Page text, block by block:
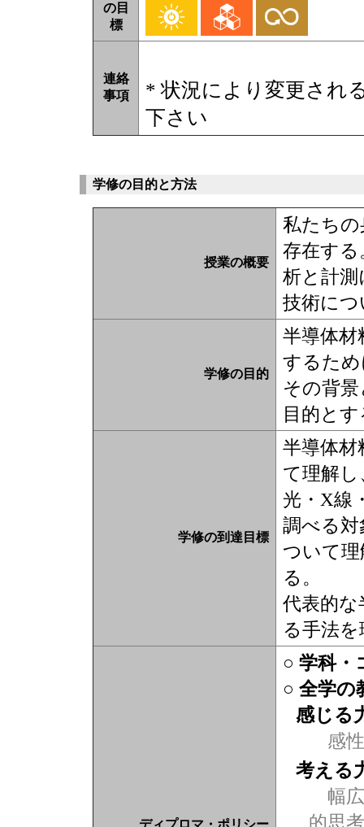
の目
標
連絡
事項
* 状況により変更され
下さい
学修の目的と方法
授業の概要
私たち
存在する
析と計
技術に
学修の目的
半導体材
するた
その背
目的と
学修の到達目標
半導体材
て理解
光・X線
調べる
ついて
る。
代表的な
る手法
○ 学科・
○ 全学の
感じる
感性
考える
幅
的思